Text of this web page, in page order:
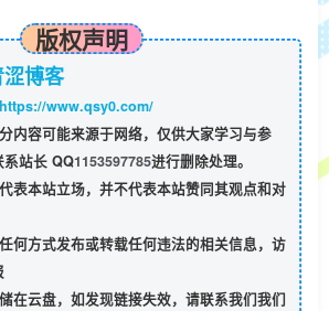
版权声明
博客
https://www.qsy0.com/
内容可能来源于网络，仅供大家学习与参
站长 QQ1153597785进行删除处理。
表本站立场，并不代表本站赞同其观点和对
何方式发布或转载任何违法的相关信息，访
在云盘，如发现链接失效，请联系我们我们